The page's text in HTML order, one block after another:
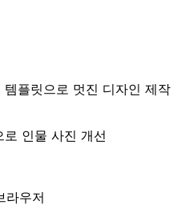
플릿으로 멋진 디자인 제작
인물 사진 개선
라우저